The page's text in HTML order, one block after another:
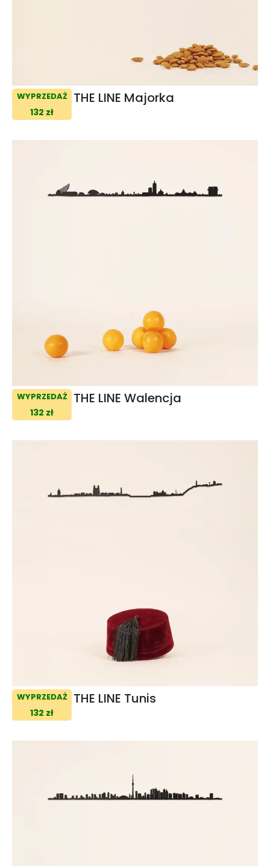
WYPRZEDAŻ
132 zł
THE LINE Majorka
WYPRZEDAŻ
132 zł
THE LINE Walencja
WYPRZEDAŻ
132 zł
THE LINE Tunis